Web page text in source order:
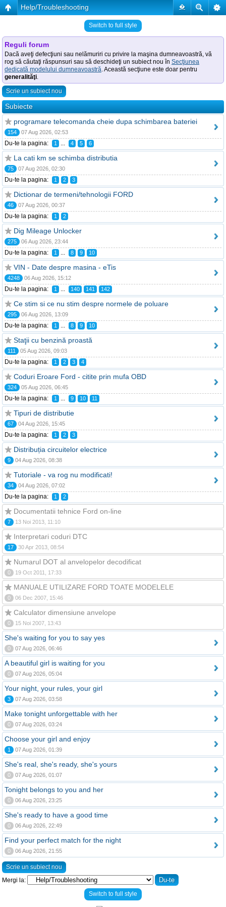
�
Help/Troubleshooting
Switch to full style
Reguli forum
Dacă aveţi defecţiuni sau nelămuriri cu privire la maşina dumneavoastră, vă
rog să căutaţi răspunsuri sau să deschideţi un subiect nou în Secţiunea
dedicată modelului dumneavoastră. Această secţiune este doar pentru
generalităţi.
Scrie un subiect nou
Subiecte
programare telecomanda cheie dupa schimbarea bateriei
154 07 Aug 2026, 02:53
Du-te la pagina: 1 ... 4 5 6
La cati km se schimba distributia
75 07 Aug 2026, 02:30
Du-te la pagina: 1 2 3
Dictionar de termeni/tehnologii FORD
46 07 Aug 2026, 00:37
Du-te la pagina: 1 2
Dig Mileage Unlocker
275 06 Aug 2026, 23:44
Du-te la pagina: 1 ... 8 9 10
VIN - Date despre masina - eTis
4248 06 Aug 2026, 15:12
Du-te la pagina: 1 ... 140 141 142
Ce stim si ce nu stim despre normele de poluare
295 06 Aug 2026, 13:09
Du-te la pagina: 1 ... 8 9 10
Staţii cu benzină proastă
111 05 Aug 2026, 09:03
Du-te la pagina: 1 2 3 4
Coduri Eroare Ford - citite prin mufa OBD
324 05 Aug 2026, 06:45
Du-te la pagina: 1 ... 9 10 11
Tipuri de distributie
67 04 Aug 2026, 15:45
Du-te la pagina: 1 2 3
Distribuția circuitelor electrice
9 04 Aug 2026, 08:38
Tutoriale - va rog nu modificati!
34 04 Aug 2026, 07:02
Du-te la pagina: 1 2
Documentatii tehnice Ford on-line
7 13 Noi 2013, 11:10
Interpretari coduri DTC
17 30 Apr 2013, 08:54
Numarul DOT al anvelopelor decodificat
0 19 Oct 2011, 17:33
MANUALE UTILIZARE FORD TOATE MODELELE
0 06 Dec 2007, 15:46
Calculator dimensiune anvelope
0 15 Noi 2007, 13:43
She's waiting for you to say yes
0 07 Aug 2026, 06:46
A beautiful girl is waiting for you
0 07 Aug 2026, 05:04
Your night, your rules, your girl
3 07 Aug 2026, 03:58
Make tonight unforgettable with her
0 07 Aug 2026, 03:24
Choose your girl and enjoy
1 07 Aug 2026, 01:39
She's real, she's ready, she's yours
0 07 Aug 2026, 01:07
Tonight belongs to you and her
0 06 Aug 2026, 23:25
She's ready to have a good time
0 06 Aug 2026, 22:49
Find your perfect match for the night
0 06 Aug 2026, 21:55
Scrie un subiect nou
Mergi la:
Switch to full style